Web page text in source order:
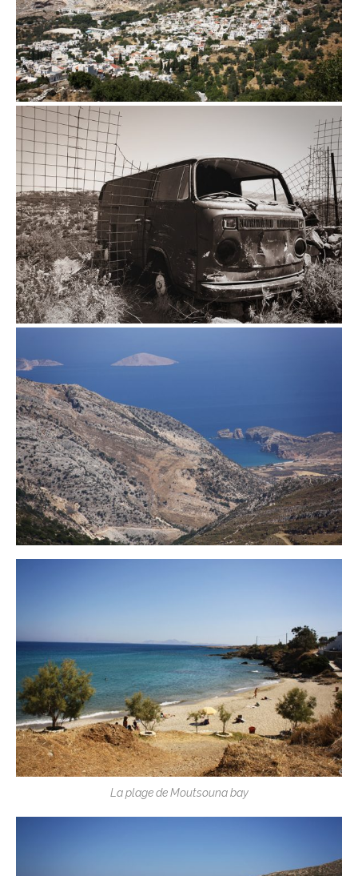
La plage de Moutsouna bay